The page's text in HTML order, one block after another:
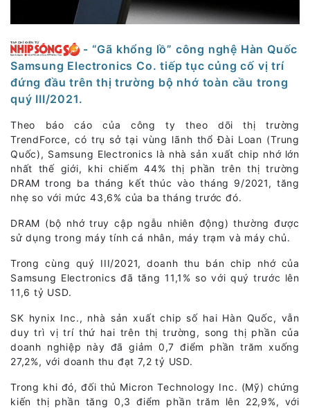
- “Gã khổng lồ” công nghệ Hàn Quốc
Samsung Electronics Co. tiếp tục củng cố vị trí
đứng đầu trên thị trường bộ nhớ toàn cầu trong
quý III/2021.
Theo báo cáo của công ty theo dõi thị trường
TrendForce, có trụ sở tại vùng lãnh thổ Đài Loan (Trung
Quốc), Samsung Electronics là nhà sản xuất chip nhớ lớn
nhất thế giới, khi chiếm 44% thị phần trên thị trường
DRAM trong ba tháng kết thúc vào tháng 9/2021, tăng
nhẹ so với mức 43,6% của ba tháng trước đó.
DRAM (bộ nhớ truy cập ngẫu nhiên động) thường được
sử dụng trong máy tính cá nhân, máy trạm và máy chủ.
Trong cùng quý III/2021, doanh thu bán chip nhớ của
Samsung Electronics đã tăng 11,1% so với quý trước lên
11,6 tỷ USD.
SK hynix Inc., nhà sản xuất chip số hai Hàn Quốc, vẫn
duy trì vị trí thứ hai trên thị trường, song thị phần của
doanh nghiệp này đã giảm 0,7 điểm phần trăm xuống
27,2%, với doanh thu đạt 7,2 tỷ USD.
Trong khi đó, đối thủ Micron Technology Inc. (Mỹ) chứng
kiến thị phần tăng 0,3 điểm phần trăm lên 22,9%, với